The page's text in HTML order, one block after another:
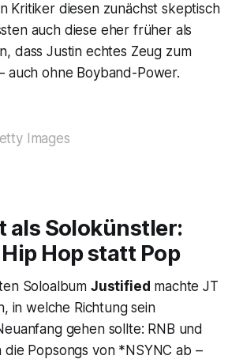
Kritiker diesen zunächst skeptisch
auch diese eher früher als
dass Justin echtes Zeug zum
auch ohne Boyband-Power.
Images
als Solokünstler:
Hip Hop statt Pop
Soloalbum Justified machte JT
in welche Richtung sein
gehen sollte: RNB und
die Popsongs von *NSYNC ab –